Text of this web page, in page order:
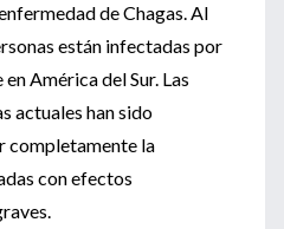
de Chagas. Al
están infectadas por
América del Sur. Las
actuales han sido
completamente la
con efectos